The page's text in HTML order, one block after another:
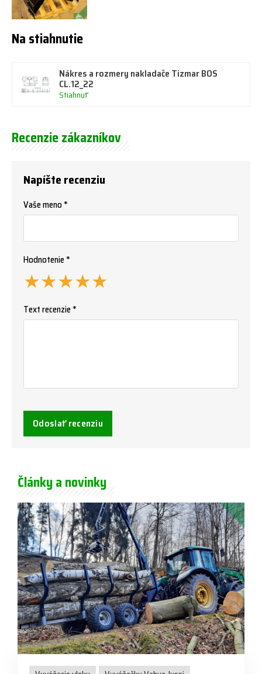
Na stiahnutie
Nákres a rozmery nakladače Tizmar BOS
CL.12_22
Stiahnuť
Recenzie zákazníkov
Napíšte recenziu
Vaše meno *
Hodnotenie *
★
★
★
★
★
Text recenzie *
Odoslať recenziu
Články a novinky